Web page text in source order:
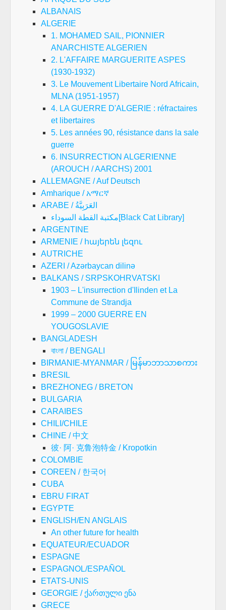
ALBANAIS
ALGERIE
1. MOHAMED SAIL, PIONNIER
ANARCHISTE ALGERIEN
2. L'AFFAIRE MARGUERITE ASPES
(1930-1932)
3. Le Mouvement Libertaire Nord Africain,
MLNA (1951-1957)
4. LA GUERRE D'ALGERIE : réfractaires
et libertaires
5. Les années 90, résistance dans la sale
guerre
6. INSURRECTION ALGERIENNE
(AROUCH / AARCHS) 2001
ALLEMAGNE / Auf Deutsch
Amharique / አማርኛ
ARABE / العَرَبِيَّةُ
مكتبة القطة السوداء[Black Cat Library]
ARGENTINE
ARMENIE / հայերեն լեզու
AUTRICHE
AZERI / Azərbaycan dilinə
BALKANS / SRPSKOHRVATSKI
1903 – L'insurrection d'Ilinden et La
Commune de Strandja
1999 – 2000 GUERRE EN
YOUGOSLAVIE
BANGLADESH
বাংলা / BENGALI
BIRMANIE-MYANMAR / မြန်မာဘာသာစကား
BRESIL
BREZHONEG / BRETON
BULGARIA
CARAIBES
CHILI/CHILE
CHINE / 中文
彼· 阿· 克鲁泡特金 / Kropotkin
COLOMBIE
COREEN / 한국어
CUBA
EBRU FIRAT
EGYPTE
ENGLISH/EN ANGLAIS
An other future for health
EQUATEUR/ECUADOR
ESPAGNE
ESPAGNOL/ESPAÑOL
ETATS-UNIS
GEORGIE / ქართული ენა
GRECE